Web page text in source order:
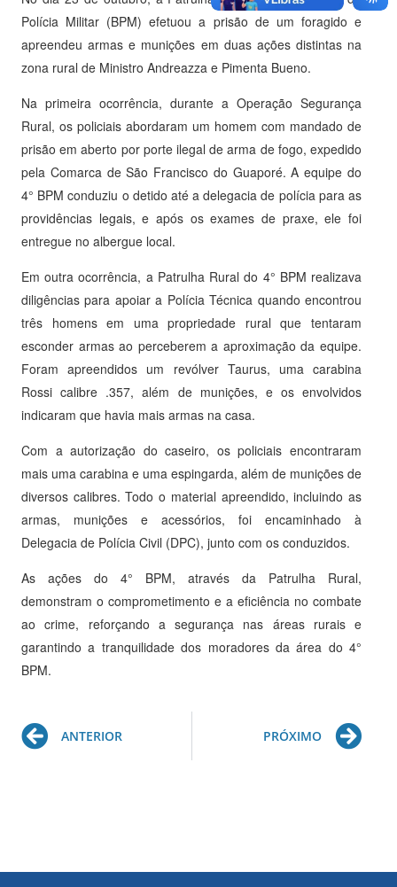
Polícia Militar (BPM) efetuou a prisão de um foragido e
apreendeu armas e munições em duas ações distintas na
zona rural de Ministro Andreazza e Pimenta Bueno.
Na primeira ocorrência, durante a Operação Segurança
Rural, os policiais abordaram um homem com mandado de
prisão em aberto por porte ilegal de arma de fogo, expedido
pela Comarca de São Francisco do Guaporé. A equipe do
4° BPM conduziu o detido até a delegacia de polícia para as
providências legais, e após os exames de praxe, ele foi
entregue no albergue local.
Em outra ocorrência, a Patrulha Rural do 4° BPM realizava
diligências para apoiar a Polícia Técnica quando encontrou
três homens em uma propriedade rural que tentaram
esconder armas ao perceberem a aproximação da equipe.
Foram apreendidos um revólver Taurus, uma carabina
Rossi calibre .357, além de munições, e os envolvidos
indicaram que havia mais armas na casa.
Com a autorização do caseiro, os policiais encontraram
mais uma carabina e uma espingarda, além de munições de
diversos calibres. Todo o material apreendido, incluindo as
armas, munições e acessórios, foi encaminhado à
Delegacia de Polícia Civil (DPC), junto com os conduzidos.
As ações do 4° BPM, através da Patrulha Rural,
demonstram o comprometimento e a eficiência no combate
ao crime, reforçando a segurança nas áreas rurais e
garantindo a tranquilidade dos moradores da área do 4°
BPM.
Prev
ANTERIOR PRÓXIMO